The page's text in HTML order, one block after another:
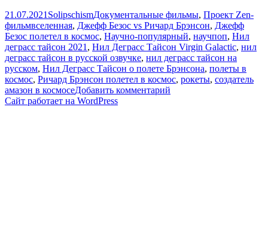
Опубликовано
21.07.2021 Автор
SolipschismРубрики
Документальные фильмы, Проект Zen-
фильмМетки
вселенная, Джефф Безос vs Ричард Брэнсон, Джефф
Безос полетел в космос, Научно-популярный, научпоп, Нил
деграсс тайсон 2021 , Нил Деграсс Тайсон Virgin Galactic, нил
деграсс тайсон в русской озвучке, нил деграсс тайсон на
русском, Нил Деграсс Тайсон о полете Брэнсона, полеты в
космос, Ричард Брэнсон полетел в космос, рокеты, создатель
амазон в космосеДобавить комментарий
Сайт работает на WordPress